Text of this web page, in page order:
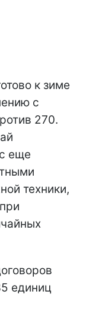
к зиме
с
270.
еще
техники,
единиц